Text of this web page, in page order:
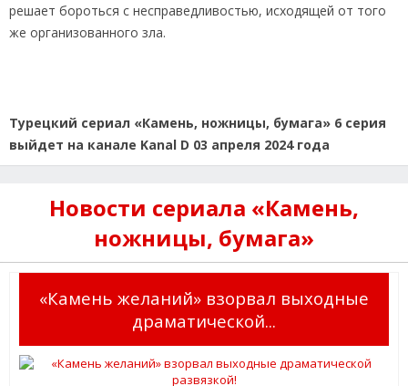
решает бороться с несправедливостью, исходящей от того
же организованного зла.
Турецкий сериал «Камень, ножницы, бумага» 6 серия
выйдет на канале Kanal D 03 апреля 2024 года
Новости сериала «Камень,
ножницы, бумага»
«Камень желаний» взорвал выходные
драматической...